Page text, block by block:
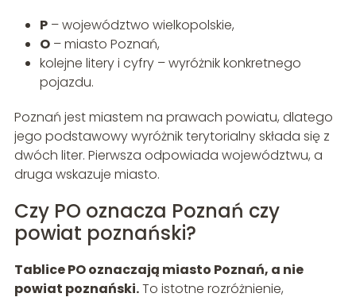
P– województwo wielkopolskie,
O– miasto Poznań,
kolejne litery i cyfry – wyróżnik konkretnego
pojazdu.
Poznań jest miastem na prawach powiatu, dlatego
jego podstawowy wyróżnik terytorialny składa się z
dwóch liter. Pierwsza odpowiada województwu, a
druga wskazuje miasto.
Czy PO oznacza Poznań czy
powiat poznański?
Tablice PO oznaczają miasto Poznań, a nie
powiat poznański.To istotne rozróżnienie,